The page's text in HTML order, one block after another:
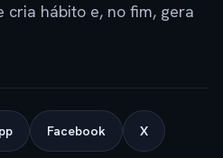
cria hábito e, no fim, gera
Facebook X